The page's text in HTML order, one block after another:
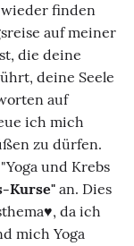
finden
auf meiner
die deine
deine Seele
auf
ich mich
zu dürfen.
und Krebs
Kurse" an. Dies
da ich
mich Yoga